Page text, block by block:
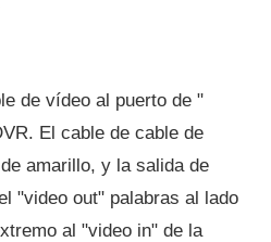
de vídeo al puerto de "
El cable de cable de
amarillo, y la salida de
"video out" palabras al lado
al "video in" de la